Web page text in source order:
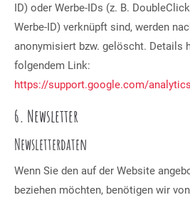
ID) oder Werbe-IDs (z. B.
Werbe-ID) verknüpft sind, werden
anonymisiert bzw. gelöscht. Details
folgendem Link:
https://support.google.com/
6. Newsletter
Newsletter­daten
Wenn Sie den auf der Website
beziehen möchten, benötigen wir